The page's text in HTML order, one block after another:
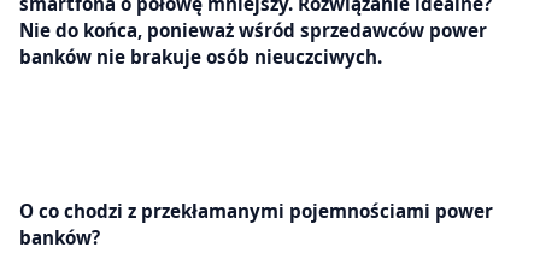
Nie do końca, ponieważ wśród sprzedawców power
banków nie brakuje osób nieuczciwych.
O co chodzi z przekłamanymi pojemnościami power
banków?